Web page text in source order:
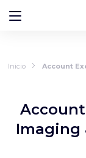
Inicio Account
Imaging